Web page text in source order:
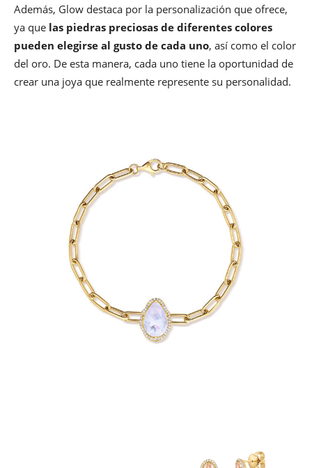
Además, Glow destaca por la personalización que ofrece,
ya que las piedras preciosas de diferentes colores
pueden elegirse al gusto de cada uno, así como el color
del oro. De esta manera, cada uno tiene la oportunidad de
crear una joya que realmente represente su personalidad.